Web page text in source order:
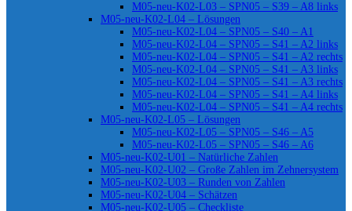
M05-neu-K02-L03 – SPN05 – S39 – A8 links
M05-neu-K02-L04 – Lösungen
M05-neu-K02-L04 – SPN05 – S40 – A1
M05-neu-K02-L04 – SPN05 – S41 – A2 links
M05-neu-K02-L04 – SPN05 – S41 – A2 rechts
M05-neu-K02-L04 – SPN05 – S41 – A3 links
M05-neu-K02-L04 – SPN05 – S41 – A3 rechts
M05-neu-K02-L04 – SPN05 – S41 – A4 links
M05-neu-K02-L04 – SPN05 – S41 – A4 rechts
M05-neu-K02-L05 – Lösungen
M05-neu-K02-L05 – SPN05 – S46 – A5
M05-neu-K02-L05 – SPN05 – S46 – A6
M05-neu-K02-U01 – Natürliche Zahlen
M05-neu-K02-U02 – Große Zahlen im Zehnersystem
M05-neu-K02-U03 – Runden von Zahlen
M05-neu-K02-U04 – Schätzen
M05-neu-K02-U05 – Checkliste